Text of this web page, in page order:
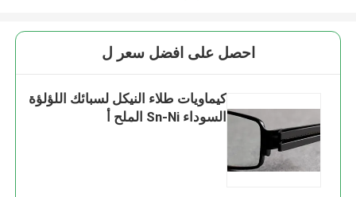
احصل على افضل سعر ل
كيماويات طلاء النيكل لسبائك اللؤلؤة
السوداء Sn-Ni الملح أ